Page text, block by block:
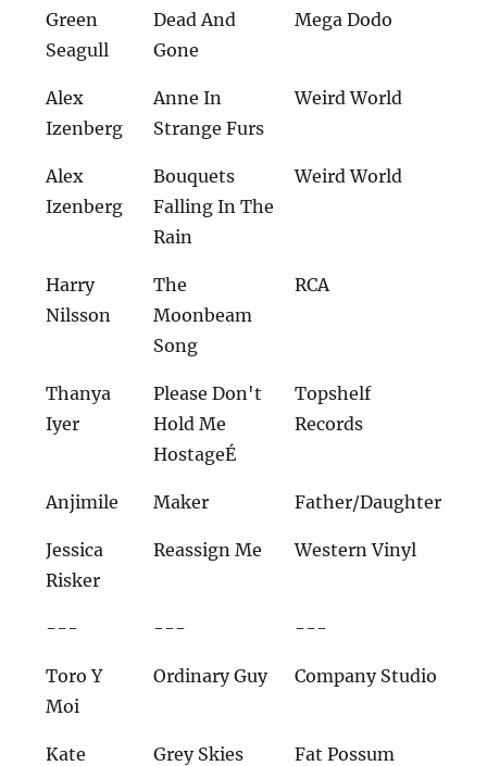
Green
Seagull
Dead And
Gone
Mega Dodo
Alex
Izenberg
Anne In
Strange Furs
Weird World
Alex
Izenberg
Bouquets
Falling In The
Rain
Weird World
Harry
Nilsson
The
Moonbeam
Song
RCA
Thanya
Iyer
Please Don't
Hold Me
HostageÉ
Topshelf
Records
Anjimile Maker Father/Daughter
Jessica
Risker
Reassign Me Western Vinyl
--- --- ---
Toro Y
Moi
Ordinary Guy Company Studio
Kate
Grey Skies Fat Possum